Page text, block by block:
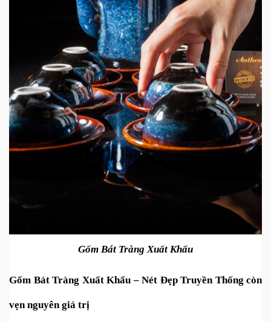
Gốm Bát Tràng Xuất Khẩu
Gốm Bát Tràng Xuất Khẩu – Nét Đẹp Truyền Thống còn
vẹn nguyên giá trị